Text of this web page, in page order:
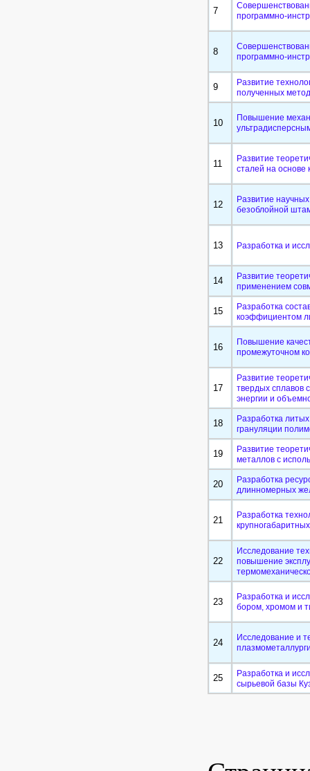
7
программно-
8
программно-
9
Развитие
полученных
10
Повышение
11
Развитие
сталей на основе
12
Развитие
безоблойной
13 Разработка и
14
Развитие
применением
15
Разработка
коэффициентом
16
Повышение
промежуточном
17
Развитие
твердых сплавов
энергии и
18
Разработка
грануляции
19
Развитие
металлов с
20
Разработка
длинномерных
21
Разработка
22
Исследование
повышение
23
Разработка и
бором, хромом и
24
Исследование и
25
Разработка и
сырьевой базы